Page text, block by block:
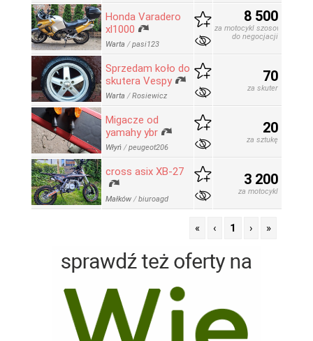
Honda Varadero
xl1000
Warta /pasi123
8 500
za motocykl szosowo-
do negocjacji
Sprzedam koło do
skutera Vespy
Warta /Rosiewicz
70
za skuter
Migacze od
yamahy ybr
Włyń /peugeot206
20
za sztukę
cross asix XB-27
Małków /biuroagd
3 200
za motocykl
« ‹ 1 › »